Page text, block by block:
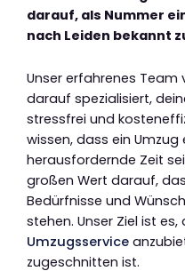
darauf, als Nummer
nach Leiden bekannt
Unser erfahrenes Team
darauf spezialisiert,
stressfrei und
wissen, dass ein
herausfordernde Zeit
großen Wert darauf,
Bedürfnisse und
stehen. Unser Ziel ist
Umzugsservice
zugeschnitten ist.